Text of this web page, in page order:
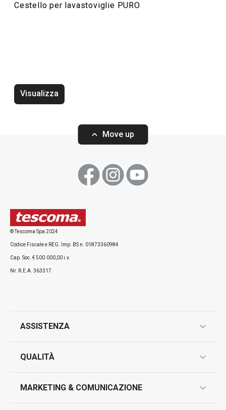
Tutti i prodotti della linea PURO
Cestello per lavastoviglie PURO
Visualizza
Move up
© Tescoma Spa 2024
Codice Fiscale e REG. Imp. BS n. 01873360984
Cap. Soc. € 500.000,00 i.v.
Nr. R.E.A. 363317
ASSISTENZA
contatti
QUALITÀ
MARKETING & COMUNICAZIONE